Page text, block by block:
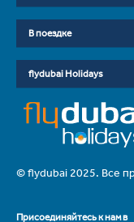
В поездке
flydubai Holidays
© flydubai 2025. Все
Присоединяйтесь к нам в